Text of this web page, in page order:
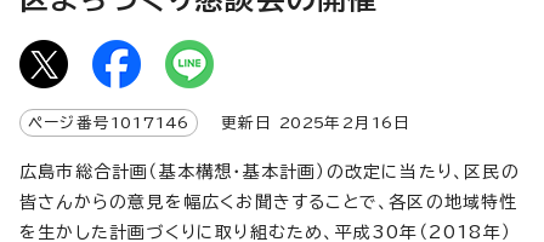
ページ番号 1017146 更新日 2025年2月 16 日
広島市総合計画（基本構想・基本計画）の改定に当たり、区民の
皆さんからの意見を幅広くお聞きすることで、各区の地域特性
を生かした計画づくりに取り組むため、平成30年（2018年）